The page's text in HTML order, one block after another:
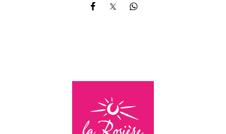
Partager sur Facebook
Partager sur X
Partager sur